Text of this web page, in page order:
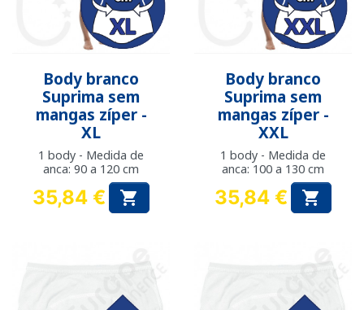
Body branco
Suprima sem
mangas zíper -
XL
1 body - Medida de
anca: 90 a 120 cm
Preço
35,84 € 
Body branco
Suprima sem
mangas zíper -
XXL
1 body - Medida de
anca: 100 a 130 cm
Preço
35,84 € 